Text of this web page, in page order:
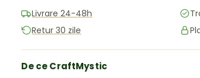
galeriei
vizualizarea galeriei
Livrare 24-48h
Retur 30 zile
De ce CraftMystic